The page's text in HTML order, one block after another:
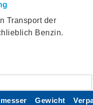
Transport der
Benzin.
Gewicht